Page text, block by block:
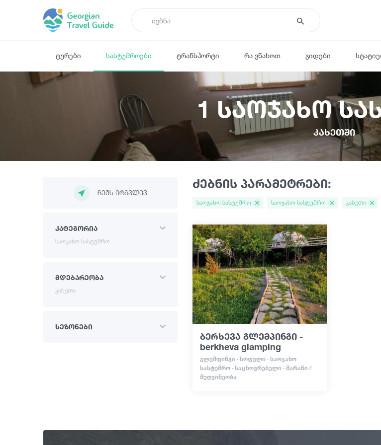
ტურები სასტუმროები ტრანსპორტი რა ვნახოთ გიდები
1 საოჯახო
კახეთში
ჩემს ირგვლივ
კატეგორია
საოჯახო სასტუმრო
მდებარეობა
კახეთი
სეზონები
ძებნის პარამეტრები:
საოჯახო სასტუმრო საოჯახო სასტუმრო კახეთი
ბერხევა გლემპინგი -
berkheva glamping
ᲒᲚᲔᲛᲤᲘᲜᲒᲘ · ᲡᲝᲤᲔᲚᲘ · ᲡᲐᲝᲯᲐᲮᲝ
ᲡᲐᲡᲢᲣᲛᲠᲝ · ᲡᲐᲪᲮᲝᲕᲠᲔᲑᲔᲚᲘ · ᲛᲐᲠᲐᲜᲘ /
ᲛᲔᲦᲕᲘᲜᲔᲝᲑᲐ